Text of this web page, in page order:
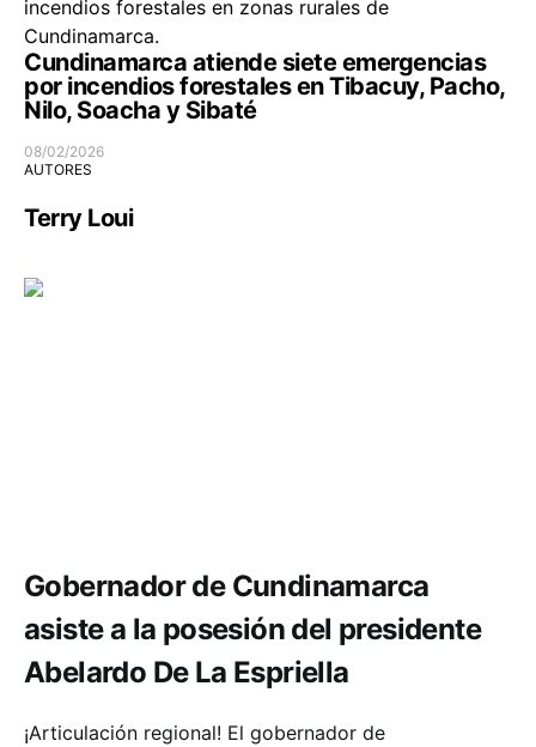
Cundinamarca atiende siete emergencias
por incendios forestales en Tibacuy, Pacho,
Nilo, Soacha y Sibaté
08/02/2026
AUTORES
Terry Loui
Gobernador de Cundinamarca
asiste a la posesión del presidente
Abelardo De La Espriella
¡Articulación regional! El gobernador de